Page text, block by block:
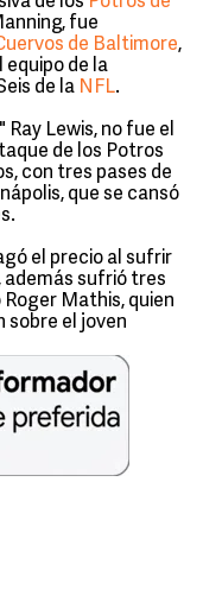
fue
de Baltimore,
equipo de la
de la NFL.
Lewis, no fue el
de los Potros
con tres pases de
que se cansó
el precio al sufrir
sufrió tres
Mathis, quien
sobre el joven